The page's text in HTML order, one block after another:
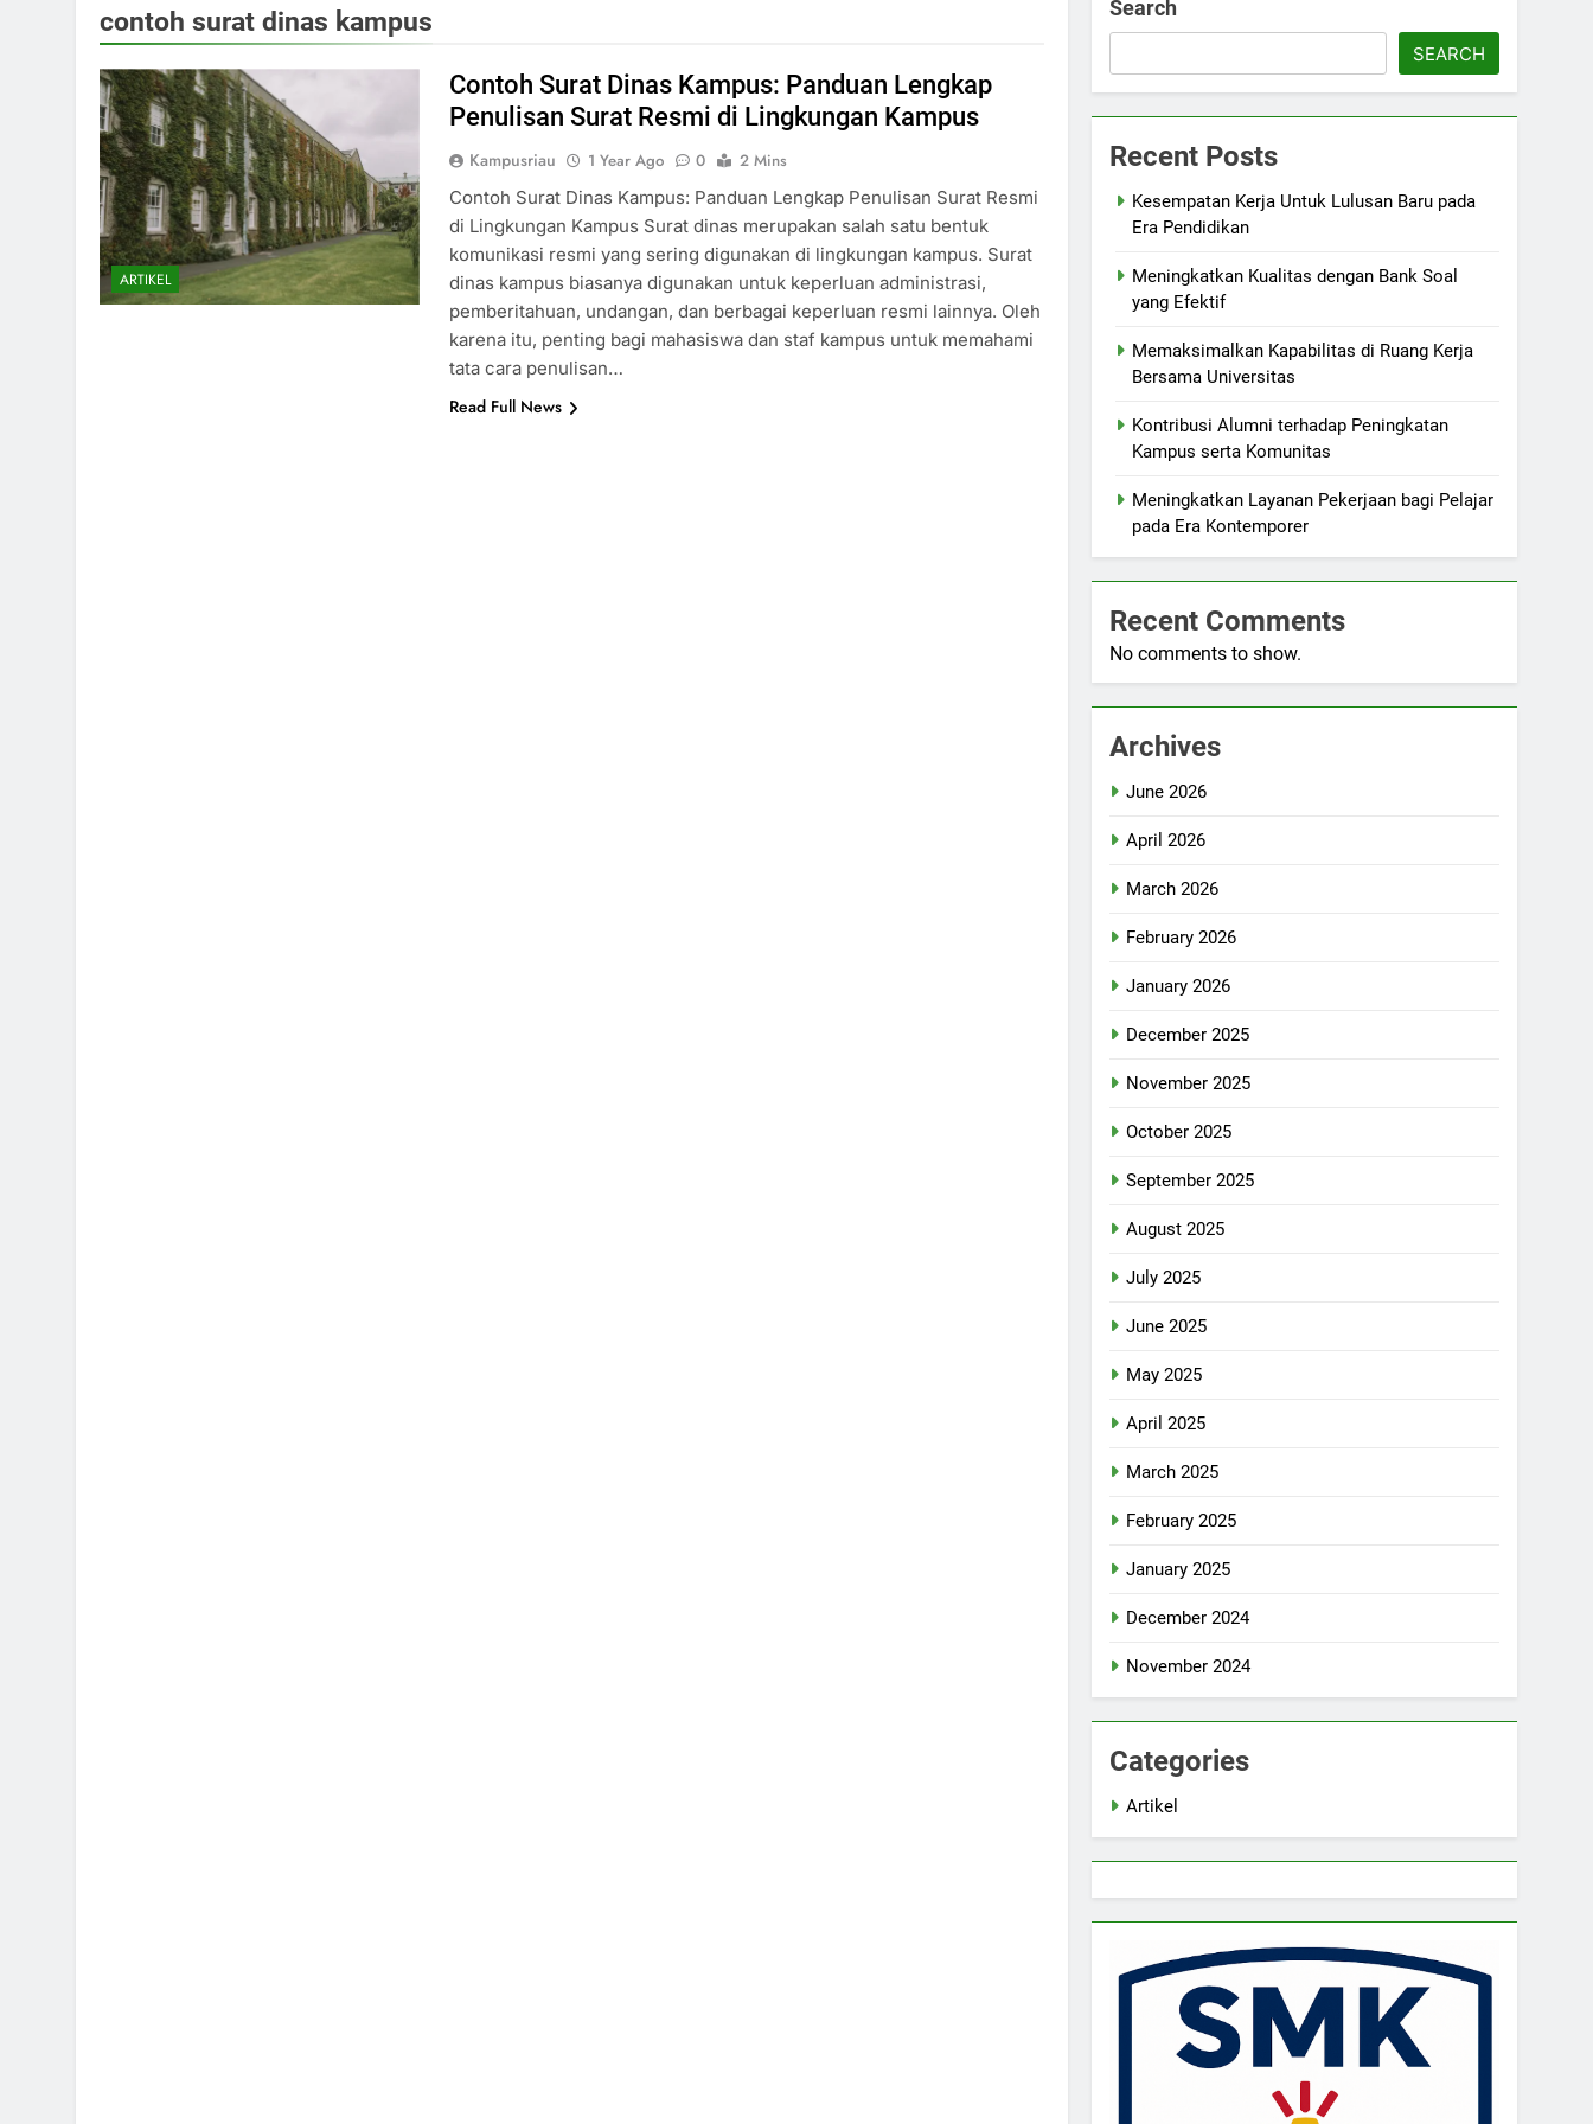
contoh surat dinas kampus
ARTIKEL
Contoh Surat Dinas Kampus: Panduan Lengkap
Penulisan Surat Resmi di Lingkungan Kampus
Kampusriau 1 Year Ago 0
2 Mins
Contoh Surat Dinas Kampus: Panduan Lengkap Penulisan Surat Resmi
di Lingkungan Kampus Surat dinas merupakan salah satu bentuk
komunikasi resmi yang sering digunakan di lingkungan kampus. Surat
dinas kampus biasanya digunakan untuk keperluan administrasi,
pemberitahuan, undangan, dan berbagai keperluan resmi lainnya. Oleh
karena itu, penting bagi mahasiswa dan staf kampus untuk memahami
tata cara penulisan…
Read Full News
Search
SEARCH
Recent Posts
Kesempatan Kerja Untuk Lulusan Baru pada
Era Pendidikan
Meningkatkan Kualitas dengan Bank Soal
yang Efektif
Memaksimalkan Kapabilitas di Ruang Kerja
Bersama Universitas
Kontribusi Alumni terhadap Peningkatan
Kampus serta Komunitas
Meningkatkan Layanan Pekerjaan bagi Pelajar
pada Era Kontemporer
Recent Comments
No comments to show.
Archives
June 2026
April 2026
March 2026
February 2026
January 2026
December 2025
November 2025
October 2025
September 2025
August 2025
July 2025
June 2025
May 2025
April 2025
March 2025
February 2025
January 2025
December 2024
November 2024
Categories
Artikel